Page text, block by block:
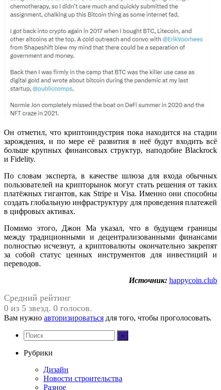
Он отметил, что криптоиндустрия пока находится на стадии
зарождения, и по мере её развития в неё будут входить всё
больше крупных финансовых структур, наподобие Blackrock
и Fidelity.
По словам эксперта, в качестве шлюза для входа обычных
пользователей на крипторынок могут стать решения от таких
платёжных гигантов, как Stripe и Visa. Именно они способны
создать глобальную инфраструктуру для проведения платежей
в цифровых активах.
Помимо этого, Джон Ма указал, что в будущем границы
между традиционными и децентрализованными финансами
полностью исчезнут, а криптовалюты окончательно закрепят
за собой статус ценных инструментов для инвестиций и
переводов.
Источник: happycoin.club
Средний рейтинг
0 из 5 звезд. 0 голосов.
Вам нужно авторизироваться для того, чтобы проголосовать.
Рубрики
Дизайн
Новости строительства
Разное